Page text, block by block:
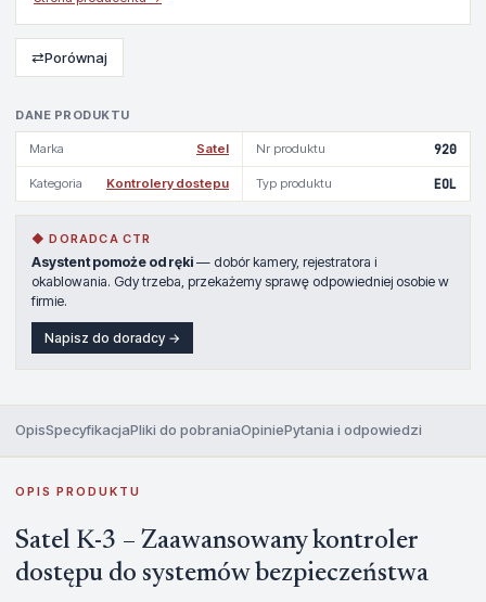
DANE PRODUKTU
Marka Satel Nr produktu 920
Kategoria Kontrolery dostepu Typ produktu EOL
◆ DORADCA CTR
Asystent pomoże od ręki — dobór kamery, rejestratora i
okablowania. Gdy trzeba, przekażemy sprawę odpowiedniej osobie w
firmie.
Napisz do doradcy →
⇄Porównaj
OpisSpecyfikacjaPliki do pobraniaOpiniePytania i odpowiedzi
OPIS PRODUKTU
Satel K-3 – Zaawansowany kontroler
dostępu do systemów bezpieczeństwa